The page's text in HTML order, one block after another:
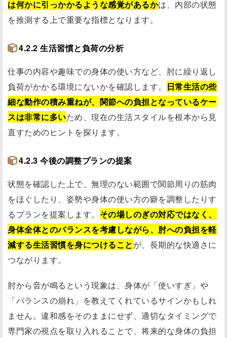
は何かに引っかかるような感覚があるかは、内部の状態
を推測する上で重要な指標となります。
4.2.2 生活習慣と負荷の分析
仕事の内容や趣味での身体の使い方など、肘に繰り返し
負荷がかかる環境にないかを確認します。
日常生活の些
細な動作の積み重ねが、関節への負担となっているケー
スは非常に多いため、現在の生活スタイルを根本から見
直すためのヒントを探ります。
4.2.3 今後の調整プランの提案
状態を確認した上で、無理のない範囲で関節周りの筋肉
をほぐしたり、姿勢や身体の使い方の癖を調整したりす
るプランを提案します。 その場しのぎの対応ではなく、
身体全体とのバランスを考慮しながら、肘への負担を軽
減する生活習慣を身につけることが、長期的な快適さに
つながります。
肘から音が鳴るという現象は、身体が「使いすぎ」や
「バランスの崩れ」を教えてくれているサインかもしれ
ません。違和感をそのままにせず、適切なタイミングで
専門家の視点を取り入れることで、将来的な身体の負担